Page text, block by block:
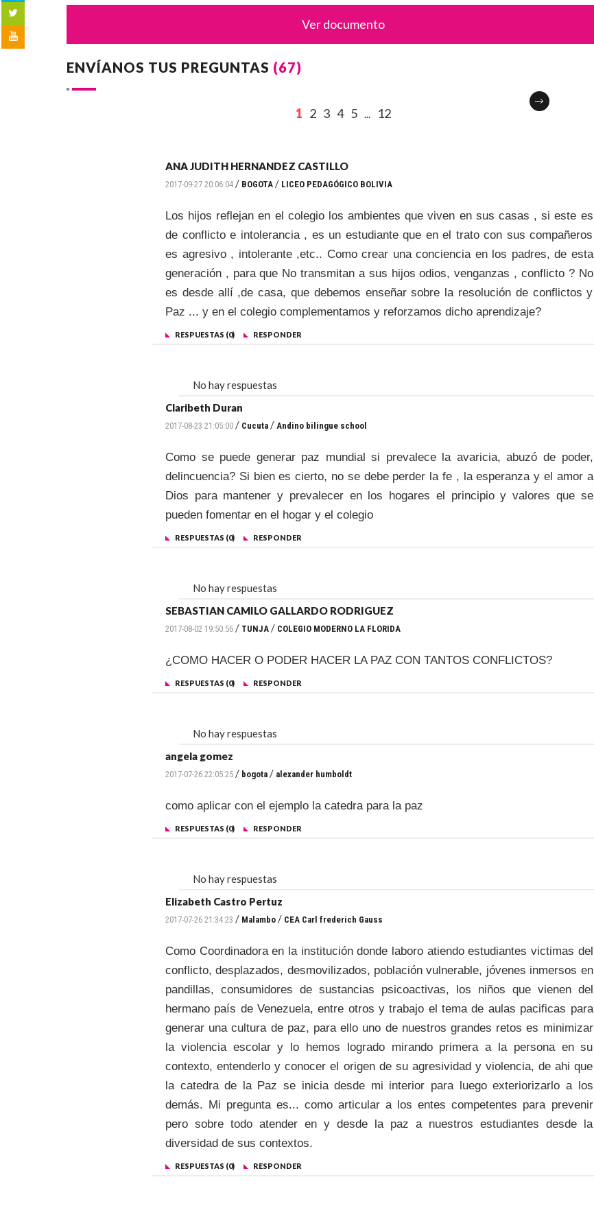
Ver documento
ENVÍANOS TUS PREGUNTAS (67)
1 2 3 4 5 ... 12
ANA JUDITH HERNANDEZ CASTILLO
2017-09-27 20:06:04 / BOGOTA / LICEO PEDAGÓGICO BOLIVIA
Los hijos reflejan en el colegio los ambientes que viven en sus casas , si este es
de conflicto e intolerancia , es un estudiante que en el trato con sus compañeros
es agresivo , intolerante ,etc.. Como crear una conciencia en los padres, de esta
generación , para que No transmitan a sus hijos odios, venganzas , conflicto ? No
es desde allí ,de casa, que debemos enseñar sobre la resolución de conflictos y
Paz ... y en el colegio complementamos y reforzamos dicho aprendizaje?
RESPUESTAS (0) RESPONDER
No hay respuestas
Claribeth Duran
2017-08-23 21:05:00 / Cucuta / Andino bilingue school
Como se puede generar paz mundial si prevalece la avaricia, abuzó de poder,
delincuencia? Si bien es cierto, no se debe perder la fe , la esperanza y el amor a
Dios para mantener y prevalecer en los hogares el principio y valores que se
pueden fomentar en el hogar y el colegio
RESPUESTAS (0) RESPONDER
No hay respuestas
SEBASTIAN CAMILO GALLARDO RODRIGUEZ
2017-08-02 19:50:56 / TUNJA / COLEGIO MODERNO LA FLORIDA
¿COMO HACER O PODER HACER LA PAZ CON TANTOS CONFLICTOS?
RESPUESTAS (0) RESPONDER
No hay respuestas
angela gomez
2017-07-26 22:05:25 / bogota / alexander humboldt
como aplicar con el ejemplo la catedra para la paz
RESPUESTAS (0) RESPONDER
No hay respuestas
Elizabeth Castro Pertuz
2017-07-26 21:34:23 / Malambo / CEA Carl frederich Gauss
Como Coordinadora en la institución donde laboro atiendo estudiantes victimas del
conflicto, desplazados, desmovilizados, población vulnerable, jóvenes inmersos en
pandillas, consumidores de sustancias psicoactivas, los niños que vienen del
hermano país de Venezuela, entre otros y trabajo el tema de aulas pacificas para
generar una cultura de paz, para ello uno de nuestros grandes retos es minimizar
la violencia escolar y lo hemos logrado mirando primera a la persona en su
contexto, entenderlo y conocer el origen de su agresividad y violencia, de ahi que
la catedra de la Paz se inicia desde mi interior para luego exteriorizarlo a los
demás. Mi pregunta es... como articular a los entes competentes para prevenir
pero sobre todo atender en y desde la paz a nuestros estudiantes desde la
diversidad de sus contextos.
RESPUESTAS (0) RESPONDER